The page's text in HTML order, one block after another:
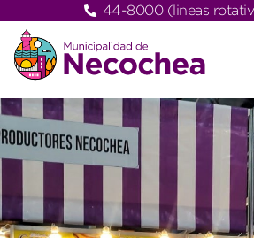
44-8000 (lineas